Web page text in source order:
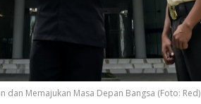
dan Memajukan Masa Depan Bangsa (Foto: Red)